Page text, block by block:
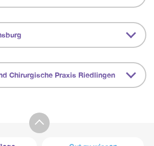
Chirurgische Praxis Riedlingen